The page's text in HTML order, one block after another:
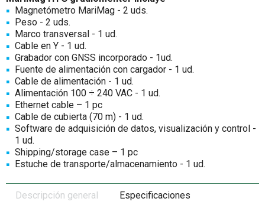
Magnetómetro MariMag - 2 uds.
Peso - 2 uds.
Marco transversal - 1 ud.
Cable en Y - 1 ud.
Grabador con GNSS incorporado - 1ud.
Fuente de alimentación con cargador - 1 ud.
Cable de alimentación - 1 ud.
Alimentación 100 ÷ 240 VAC - 1 ud.
Ethernet сable – 1 pc
Cable de cubierta (70 m) - 1 ud.
Software de adquisición de datos, visualización y control -
1 ud.
Shipping/storage case – 1 pc
Estuche de transporte/almacenamiento - 1 ud.
Descripción general Especificaciones